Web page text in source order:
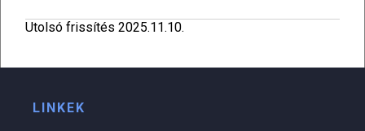
Utolsó frissítés 2025.11.10.
LINKEK